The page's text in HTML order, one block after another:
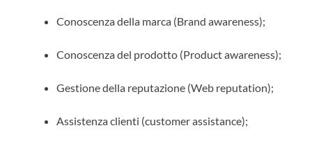
Conoscenza della marca (Brand awareness);
Conoscenza del prodotto (Product awareness);
Gestione della reputazione (Web reputation);
Assistenza clienti (customer assistance);